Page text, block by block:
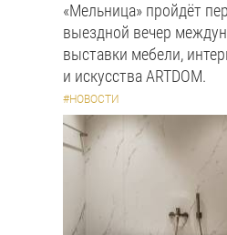
«Мельница» пройдёт
выездной вечер
выставки мебели,
и искусства ARTDOM.
#НОВОСТИ